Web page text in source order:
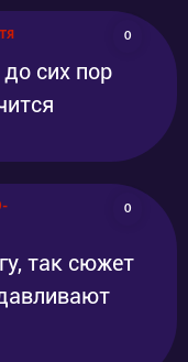
0
сих пор
0
так сюжет